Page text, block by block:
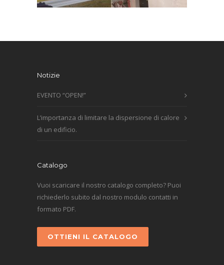
Notizie
EVENTO “OPEN!”
L’importanza di limitare la dispersione di calore
di un edificio.
Catalogo
Vuoi scaricare il nostro catalogo completo? Puoi
richiederlo subito dal nostro modulo contatti in
formato PDF.
OTTIENI IL CATALOGO